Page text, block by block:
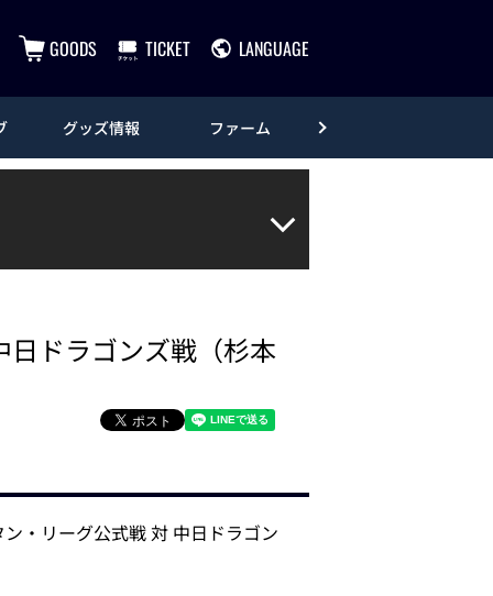
GOODS TICKET LANGUAGE
グッズ情報 ファーム
ドラゴンズ戦（杉本
・リーグ公式戦 対 中日ドラゴン